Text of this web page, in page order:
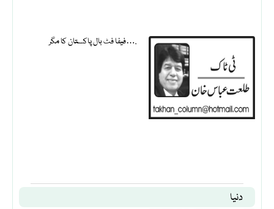
فیفا فٹ بال پاکستان کا مگر….
دنیا